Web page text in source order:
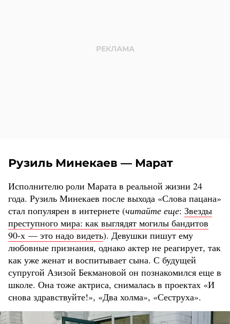
Рузиль Минекаев — Марат
Исполнителю роли Марата в реальной жизни 24
года. Рузиль Минекаев после выхода «Слова пацана»
стал популярен в интернете (читайте еще: Звезды
преступного мира: как выглядят могилы бандитов
90-х — это надо видеть). Девушки пишут ему
любовные признания, однако актер не реагирует, так
как уже женат и воспитывает сына. С будущей
супругой Азизой Бекмановой он познакомился еще в
школе. Она тоже актриса, снималась в проектах «И
снова здравствуйте!», «Два холма», «Сеструха».